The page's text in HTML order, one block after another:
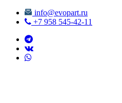
info@evopart.ru
+7 958 545-42-11